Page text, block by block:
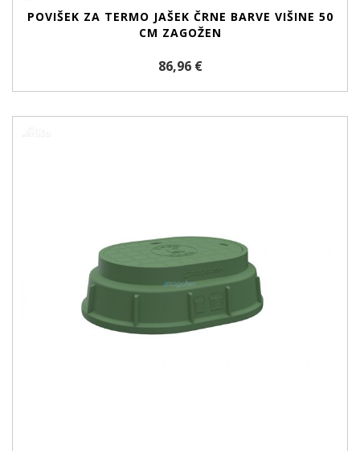
POVIŠEK ZA TERMO JAŠEK ČRNE BARVE VIŠINE 50
CM ZAGOŽEN
86,96 €